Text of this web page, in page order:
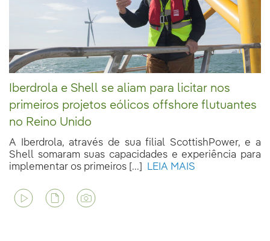
Iberdrola e Shell se aliam para licitar nos
primeiros projetos eólicos offshore flutuantes
no Reino Unido
A Iberdrola, através de sua filial ScottishPower, e a
Shell somaram suas capacidades e experiência para
implementar os primeiros [...]
LEIA MAIS